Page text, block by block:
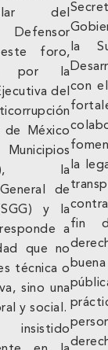
del
Defensor
foro,
por la
del
México
la
de
y la
a
que no
técnica o
sino una
y social.
insistido
la
con
la
fin